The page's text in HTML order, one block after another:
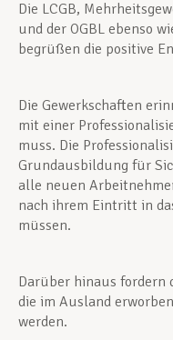
Die LCGB,
und der OGBL ebenso
begrüßen die positive
Die Gewerkschaften
mit einer
muss. Die
Grundausbildung für
alle neuen
nach ihrem Eintritt in
müssen.
Darüber hinaus fordern
die im Ausland
werden.